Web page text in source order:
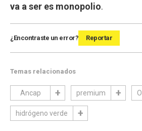
va a ser es monopolio.
¿Encontraste un error? Reportar
Temas relacionados
Ancap premium
hidrógeno verde